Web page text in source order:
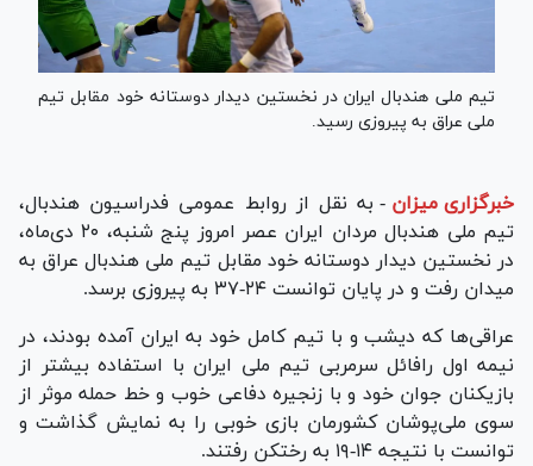
تیم ملی هندبال ایران در نخستین دیدار دوستانه خود مقابل تیم
ملی عراق به پیروزی رسید.
خبرگزاری میزان - به نقل از روابط عمومی فدراسیون هندبال،
تیم ملی هندبال مردان ایران عصر امروز پنج شنبه، ۲۰ دی‌ماه،
در نخستین دیدار دوستانه خود مقابل تیم ملی هندبال عراق به
میدان رفت و در پایان توانست ۲۴-۳۷ به پیروزی برسد.
عراقی‌ها که دیشب و با تیم کامل خود به ایران آمده بودند، در
نیمه اول رافائل سرمربی تیم ملی ایران با استفاده بیشتر از
بازیکنان جوان خود و با زنجیره دفاعی خوب و خط حمله موثر از
سوی ملی‌پوشان کشورمان بازی خوبی را به نمایش گذاشت و
توانست با نتیجه ۱۴-۱۹ به رختکن رفتند.